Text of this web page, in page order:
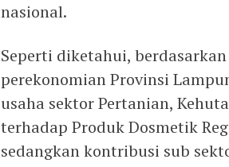
nasional.
Seperti diketahui,
perekonomian Provinsi
usaha sektor Pertanian,
terhadap Produk Dosmetik
sedangkan kontribusi sub